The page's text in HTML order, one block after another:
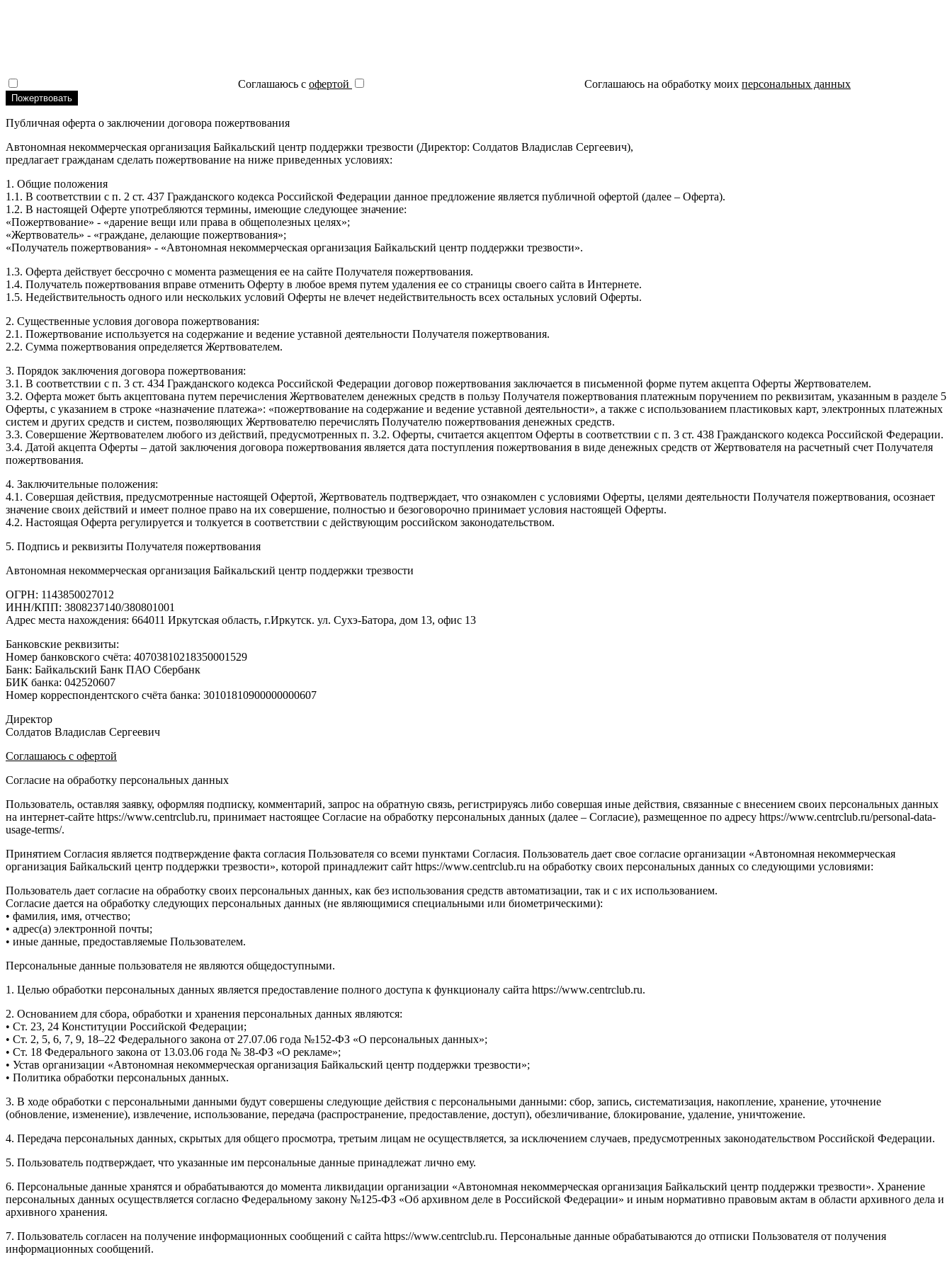
Соглашаюсь с офертой Соглашаюсь на обработку моих персональных данных
Публичная оферта о заключении договора пожертвования
Автономная некоммерческая организация Байкальский центр поддержки трезвости (Директор: Солдатов Владислав Сергеевич),
предлагает гражданам сделать пожертвование на ниже приведенных условиях:
1. Общие положения
1.1. В соответствии с п. 2 ст. 437 Гражданского кодекса Российской Федерации данное предложение является публичной офертой (далее – Оферта).
1.2. В настоящей Оферте употребляются термины, имеющие следующее значение:
«Пожертвование» - «дарение вещи или права в общеполезных целях»;
«Жертвователь» - «граждане, делающие пожертвования»;
«Получатель пожертвования» - «Автономная некоммерческая организация Байкальский центр поддержки трезвости».
1.3. Оферта действует бессрочно с момента размещения ее на сайте Получателя пожертвования.
1.4. Получатель пожертвования вправе отменить Оферту в любое время путем удаления ее со страницы своего сайта в Интернете.
1.5. Недействительность одного или нескольких условий Оферты не влечет недействительность всех остальных условий Оферты.
2. Существенные условия договора пожертвования:
2.1. Пожертвование используется на содержание и ведение уставной деятельности Получателя пожертвования.
2.2. Сумма пожертвования определяется Жертвователем.
3. Порядок заключения договора пожертвования:
3.1. В соответствии с п. 3 ст. 434 Гражданского кодекса Российской Федерации договор пожертвования заключается в письменной форме путем акцепта Оферты Жертвователем.
3.2. Оферта может быть акцептована путем перечисления Жертвователем денежных средств в пользу Получателя пожертвования платежным поручением по реквизитам, указанным в разделе 5
Оферты, с указанием в строке «назначение платежа»: «пожертвование на содержание и ведение уставной деятельности», а также с использованием пластиковых карт, электронных платежных
систем и других средств и систем, позволяющих Жертвователю перечислять Получателю пожертвования денежных средств.
3.3. Совершение Жертвователем любого из действий, предусмотренных п. 3.2. Оферты, считается акцептом Оферты в соответствии с п. 3 ст. 438 Гражданского кодекса Российской Федерации.
3.4. Датой акцепта Оферты – датой заключения договора пожертвования является дата поступления пожертвования в виде денежных средств от Жертвователя на расчетный счет Получателя
пожертвования.
4. Заключительные положения:
4.1. Совершая действия, предусмотренные настоящей Офертой, Жертвователь подтверждает, что ознакомлен с условиями Оферты, целями деятельности Получателя пожертвования, осознает
значение своих действий и имеет полное право на их совершение, полностью и безоговорочно принимает условия настоящей Оферты.
4.2. Настоящая Оферта регулируется и толкуется в соответствии с действующим российском законодательством.
5. Подпись и реквизиты Получателя пожертвования
Автономная некоммерческая организация Байкальский центр поддержки трезвости
ОГРН: 1143850027012
ИНН/КПП: 3808237140/380801001
Адрес места нахождения: 664011 Иркутская область, г.Иркутск. ул. Сухэ-Батора, дом 13, офис 13
Банковские реквизиты:
Номер банковского счёта: 40703810218350001529
Банк: Байкальский Банк ПАО Сбербанк
БИК банка: 042520607
Номер корреспондентского счёта банка: 30101810900000000607
Директор
Солдатов Владислав Сергеевич
Соглашаюсь с офертой
Согласие на обработку персональных данных
Пользователь, оставляя заявку, оформляя подписку, комментарий, запрос на обратную связь, регистрируясь либо совершая иные действия, связанные с внесением своих персональных данных
на интернет-сайте https://www.centrclub.ru, принимает настоящее Согласие на обработку персональных данных (далее – Согласие), размещенное по адресу https://www.centrclub.ru/personal-data-
usage-terms/.
Принятием Согласия является подтверждение факта согласия Пользователя со всеми пунктами Согласия. Пользователь дает свое согласие организации «Автономная некоммерческая
организация Байкальский центр поддержки трезвости», которой принадлежит сайт https://www.centrclub.ru на обработку своих персональных данных со следующими условиями:
Пользователь дает согласие на обработку своих персональных данных, как без использования средств автоматизации, так и с их использованием.
Согласие дается на обработку следующих персональных данных (не являющимися специальными или биометрическими):
• фамилия, имя, отчество;
• адрес(а) электронной почты;
• иные данные, предоставляемые Пользователем.
Персональные данные пользователя не являются общедоступными.
1. Целью обработки персональных данных является предоставление полного доступа к функционалу сайта https://www.centrclub.ru.
2. Основанием для сбора, обработки и хранения персональных данных являются:
• Ст. 23, 24 Конституции Российской Федерации;
• Ст. 2, 5, 6, 7, 9, 18–22 Федерального закона от 27.07.06 года №152-ФЗ «О персональных данных»;
• Ст. 18 Федерального закона от 13.03.06 года № 38-ФЗ «О рекламе»;
• Устав организации «Автономная некоммерческая организация Байкальский центр поддержки трезвости»;
• Политика обработки персональных данных.
3. В ходе обработки с персональными данными будут совершены следующие действия с персональными данными: сбор, запись, систематизация, накопление, хранение, уточнение
(обновление, изменение), извлечение, использование, передача (распространение, предоставление, доступ), обезличивание, блокирование, удаление, уничтожение.
4. Передача персональных данных, скрытых для общего просмотра, третьим лицам не осуществляется, за исключением случаев, предусмотренных законодательством Российской Федерации.
5. Пользователь подтверждает, что указанные им персональные данные принадлежат лично ему.
6. Персональные данные хранятся и обрабатываются до момента ликвидации организации «Автономная некоммерческая организация Байкальский центр поддержки трезвости». Хранение
персональных данных осуществляется согласно Федеральному закону №125-ФЗ «Об архивном деле в Российской Федерации» и иным нормативно правовым актам в области архивного дела и
архивного хранения.
7. Пользователь согласен на получение информационных сообщений с сайта https://www.centrclub.ru. Персональные данные обрабатываются до отписки Пользователя от получения
информационных сообщений.